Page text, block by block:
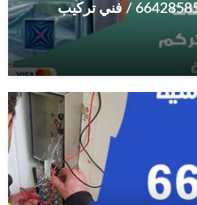
فني انتركم المهبولة / 66428585 / فني تركيب